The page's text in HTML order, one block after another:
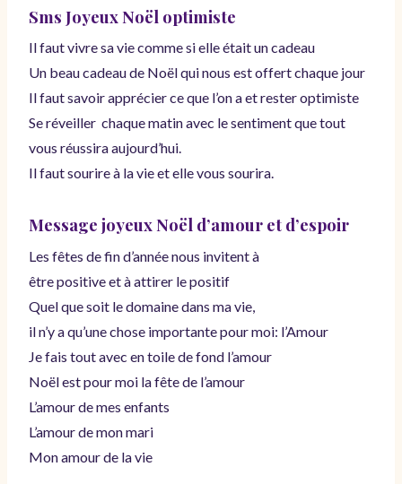
Sms Joyeux Noël optimiste
Il faut vivre sa vie comme si elle était un cadeau
Un beau cadeau de Noël qui nous est offert chaque jour
Il faut savoir apprécier ce que l’on a et rester optimiste
Se réveiller chaque matin avec le sentiment que tout
vous réussira aujourd’hui.
Il faut sourire à la vie et elle vous sourira.
Message joyeux Noël d’amour et d’espoir
Les fêtes de fin d’année nous invitent à
être positive et à attirer le positif
Quel que soit le domaine dans ma vie,
il n’y a qu’une chose importante pour moi: l’Amour
Je fais tout avec en toile de fond l’amour
Noël est pour moi la fête de l’amour
L’amour de mes enfants
L’amour de mon mari
Mon amour de la vie